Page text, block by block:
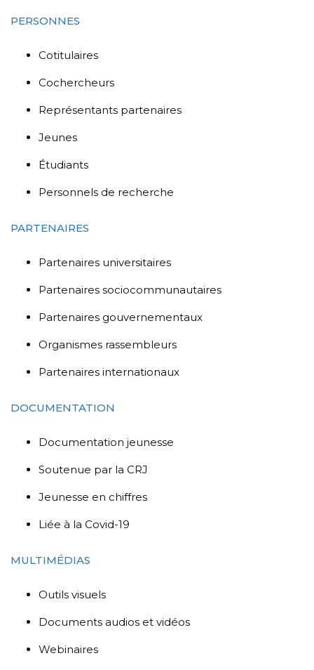
PERSONNES
Cotitulaires
Cochercheurs
Représentants partenaires
Jeunes
Étudiants
Personnels de recherche
PARTENAIRES
Partenaires universitaires
Partenaires sociocommunautaires
Partenaires gouvernementaux
Organismes rassembleurs
Partenaires internationaux
DOCUMENTATION
Documentation jeunesse
Soutenue par la CRJ
Jeunesse en chiffres
Liée à la Covid-19
MULTIMÉDIAS
Outils visuels
Documents audios et vidéos
Webinaires